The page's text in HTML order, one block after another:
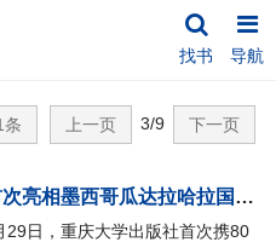
找书 导航
条 上一页 3/9 下一页
重庆大学出版社首次亮相墨西哥瓜达拉哈拉国际书展
29日，重庆大学出版社首次携80